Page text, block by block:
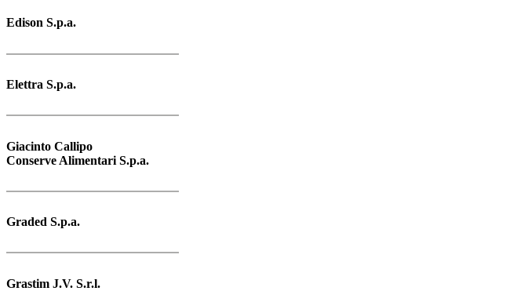
Edison S.p.a.
Elettra S.p.a.
Giacinto Callipo
Conserve Alimentari S.p.a.
Graded S.p.a.
Grastim J.V. S.r.l.